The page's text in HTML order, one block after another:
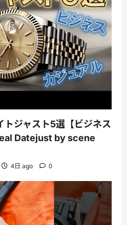
トジャスト5選【ビジネス
Datejust by scene
4日 ago 0